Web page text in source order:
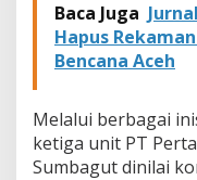
Baca Juga
Hapus
Bencana Aceh
Melalui berbagai
ketiga unit PT
Sumbagut dinilai